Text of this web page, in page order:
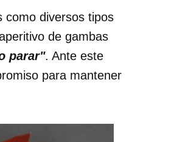
como diversos tipos
de gambas
parar". Ante este
para mantener